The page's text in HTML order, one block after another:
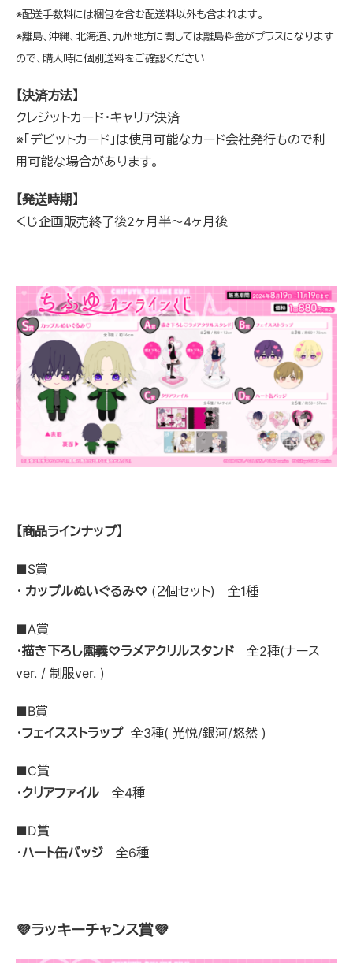
※配送手数料には梱包を含む配送料以外も含まれます。
※離島、沖縄、北海道、九州地方に関しては離島料金がプラスになります
ので、購入時に個別送料をご確認ください
【決済方法】
クレジットカード・キャリア決済
※「デビットカード」は使用可能なカード会社発行もので利
用可能な場合があります。
【発送時期】
くじ企画販売終了後2ヶ月半～4ヶ月後
【商品ラインナップ】
■S賞
・ カップルぬいぐるみ♡ (２個セット) 全1種
■A賞
・描き下ろし園義♡ラメアクリルスタンド 全2種(ナース
ver. / 制服ver. )
■B賞
・フェイスストラップ全3種( 光悦/銀河/悠然 )
■C賞
・クリアファイル 全4種
■D賞
・ハート缶バッジ 全6種
💜ラッキーチャンス賞💜